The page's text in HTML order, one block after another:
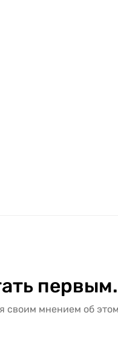
первым.
своим мнением об